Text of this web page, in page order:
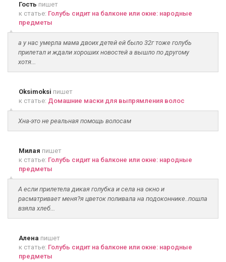
Гость пишет
к статье: Голубь сидит на балконе или окне: народные
предметы
а у нас умерла мама двоих детей ей было 32г тоже голубь
прилетал и ждали хороших новостей а вышло по другому
хотя...
Oksimoksi пишет
к статье: Домашние маски для выпрямления волос
Хна-это не реальная помощь волосам
Милая пишет
к статье: Голубь сидит на балконе или окне: народные
предметы
А если прилетела дикая голубка и села на окно и
расматривает меня?я цветок поливала на подоконнике..пошла
взяла хлеб...
Алена пишет
к статье: Голубь сидит на балконе или окне: народные
предметы